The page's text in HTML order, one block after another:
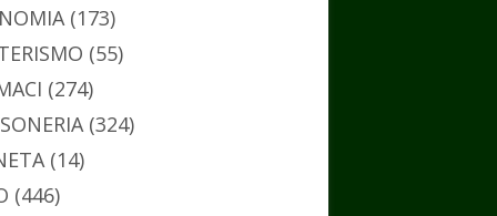
(173)
(55)
(274)
(324)
(14)
(446)